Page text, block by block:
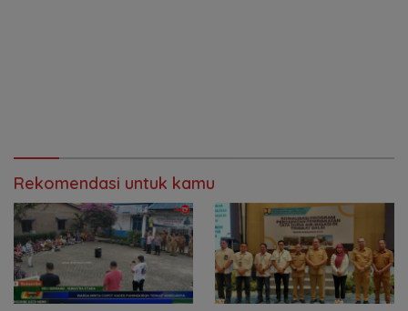
Rekomendasi untuk kamu